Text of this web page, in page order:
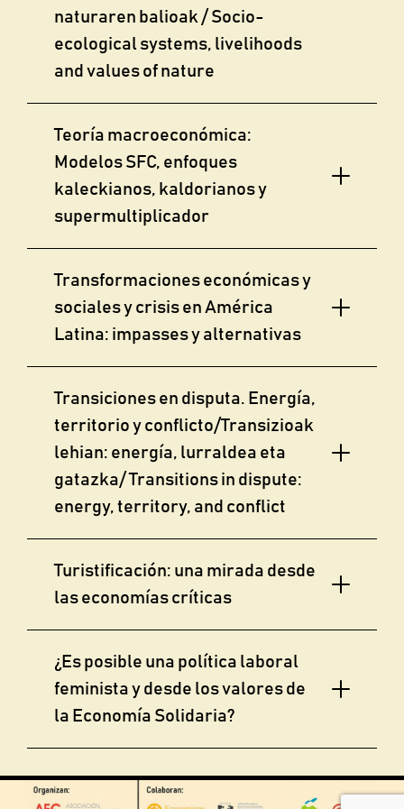
naturaren balioak / Socio-
ecological systems, livelihoods
and values of nature
Teoría macroeconómica:
Modelos SFC, enfoques
kaleckianos, kaldorianos y
supermultiplicador
Transformaciones económicas y
sociales y crisis en América
Latina: impasses y alternativas
Transiciones en disputa. Energía,
territorio y conflicto/Transizioak
lehian: energía, lurraldea eta
gatazka/ Transitions in dispute:
energy, territory, and conflict
Turistificación: una mirada desde
las economías críticas
¿Es posible una política laboral
feminista y desde los valores de
la Economía Solidaria?